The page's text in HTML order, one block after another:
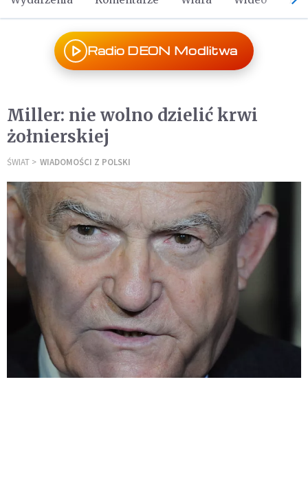
Radio DEON Modlitwa
Miller: nie wolno dzielić krwi
żołnierskiej
ŚWIAT WIADOMOŚCI Z POLSKI